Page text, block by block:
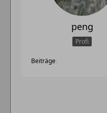
peng
Profi
Beiträge